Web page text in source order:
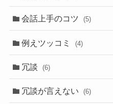
会話上手のコツ (5)
例えツッコミ (4)
冗談 (6)
冗談が言えない (6)